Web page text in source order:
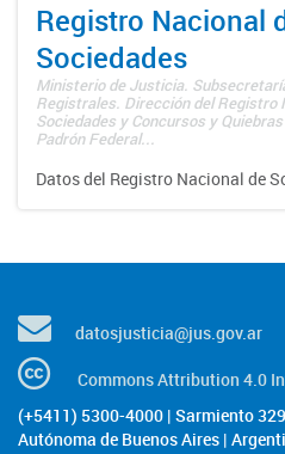
Registro Nacional
Sociedades
Ministerio de Justicia.
Registrales. Dirección del Registro
Sociedades y Concursos y
Padrón Federal...
Datos del Registro Nacional de
datosjusticia@jus.gov.ar
Commons Attribution 4.0
(+5411) 5300-4000 | Sarmiento
Autónoma de Buenos Aires |